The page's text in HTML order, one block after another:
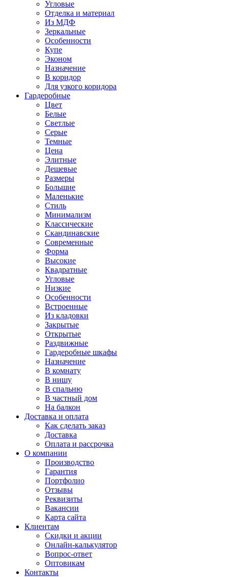
Угловые
Отделка и материал
Из МДФ
Зеркальные
Особенности
Купе
Эконом
Назначение
В коридор
Для узкого коридора
Гардеробные
Цвет
Белые
Светлые
Серые
Темные
Цена
Элитные
Дешевые
Размеры
Большие
Маленькие
Стиль
Минимализм
Классические
Скандинавские
Современные
Форма
Высокие
Квадратные
Угловые
Низкие
Особенности
Встроенные
Из кладовки
Закрытые
Открытые
Раздвижные
Гардеробные шкафы
Назначение
В комнату
В нишу
В спальню
В частный дом
На балкон
Доставка и оплата
Как сделать заказ
Доставка
Оплата и рассрочка
О компании
Производство
Гарантия
Портфолио
Отзывы
Реквизиты
Вакансии
Карта сайта
Клиентам
Скидки и акции
Онлайн-калькулятор
Вопрос-ответ
Оптовикам
Контакты